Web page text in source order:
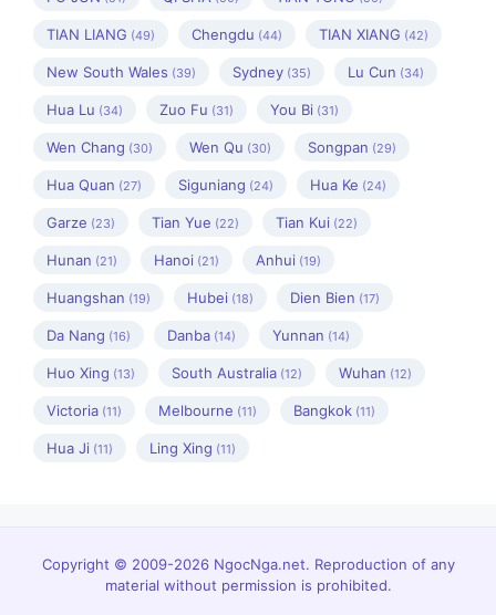
TIAN LIANG (49) Chengdu (44) TIAN XIANG (42)
New South Wales (39) Sydney (35) Lu Cun (34)
Hua Lu (34) Zuo Fu (31) You Bi (31)
Wen Chang (30) Wen Qu (30) Songpan (29)
Hua Quan (27) Siguniang (24) Hua Ke (24)
Garze (23) Tian Yue (22) Tian Kui (22)
Hunan (21) Hanoi (21) Anhui (19)
Huangshan (19) Hubei (18) Dien Bien (17)
Da Nang (16) Danba (14) Yunnan (14)
Huo Xing (13) South Australia (12) Wuhan (12)
Victoria (11) Melbourne (11) Bangkok (11)
Hua Ji (11) Ling Xing (11)
Copyright © 2009-2026 NgocNga.net. Reproduction of any
material without permission is prohibited.